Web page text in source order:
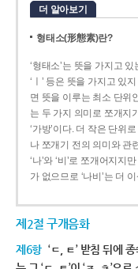
더 알아보기
형태소(形態素)란?
‘형태소’는 뜻을 가지고
‘ㅣ’ 등은 뜻을 가지고 있
면 뜻을 이루는 최소 단위
는 두 가지 의미로 쪼개지
‘가방’이다. 더 작은 단위
나 쪼개기 전의 의미와 관
‘나’와 ‘비’로 쪼개어지지
가 없으므로 ‘나비’는 더
제2절 구개음화
제6항 ‘ㄷ, ㅌ’ 받침 뒤에